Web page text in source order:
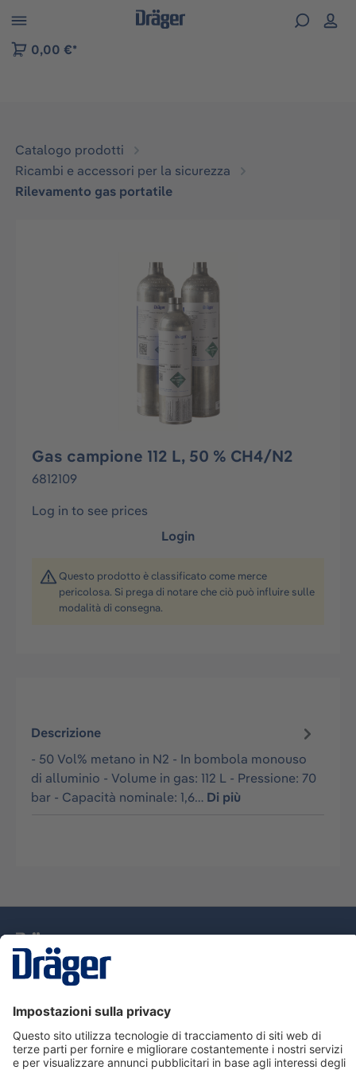
Skip to B2B platform navigation
0,00 €*
Catalogo prodotti
Ricambi e accessori per la sicurezza
Rilevamento gas portatile
Salta la galleria di immagini
Gas campione 112 L, 50 % CH4/N2
6812109
Log in to see prices
Login
Questo prodotto è classificato come merce
pericolosa. Si prega di notare che ciò può influire sulle
modalità di consegna.
Descrizione
- 50 Vol% metano in N2 - In bombola monouso
di alluminio - Volume in gas: 112 L - Pressione: 70
bar - Capacità nominale: 1,6… Di più
Assistenza
Informazioni su Dräger